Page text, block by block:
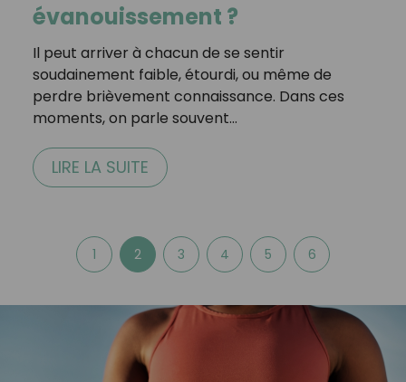
évanouissement ?
Il peut arriver à chacun de se sentir
soudainement faible, étourdi, ou même de
perdre brièvement connaissance. Dans ces
moments, on parle souvent…
LIRE LA SUITE
1 2 3 4 5 6